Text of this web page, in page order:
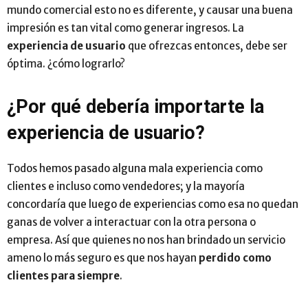
mundo comercial esto no es diferente, y causar una buena
impresión es tan vital como generar ingresos. La
experiencia de usuario que ofrezcas entonces, debe ser
óptima. ¿cómo lograrlo?
¿Por qué debería importarte la
experiencia de usuario?
Todos hemos pasado alguna mala experiencia como
clientes e incluso como vendedores; y la mayoría
concordaría que luego de experiencias como esa no quedan
ganas de volver a interactuar con la otra persona o
empresa. Así que quienes no nos han brindado un servicio
ameno lo más seguro es que nos hayan perdido como
clientes para siempre.